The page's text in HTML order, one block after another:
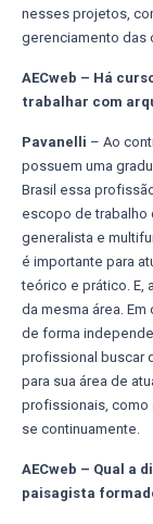
nesses projetos,
gerenciamento das
AECweb – Há
trabalhar com
Pavanelli – Ao
possuem uma
Brasil essa
escopo de trabalho
generalista e
é importante para
teórico e prático. E,
da mesma área.
de forma
profissional buscar
para sua área de
profissionais,
se continuamente.
AECweb – Qual a
paisagista